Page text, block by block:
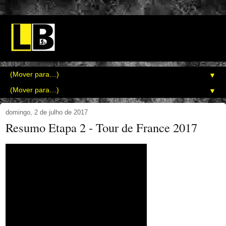
▼
▼
domingo, 2 de julho de 2017
Resumo Etapa 2 - Tour de France 2017